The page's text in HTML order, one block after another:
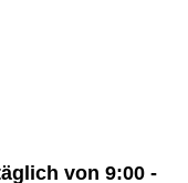
von 9:00 -